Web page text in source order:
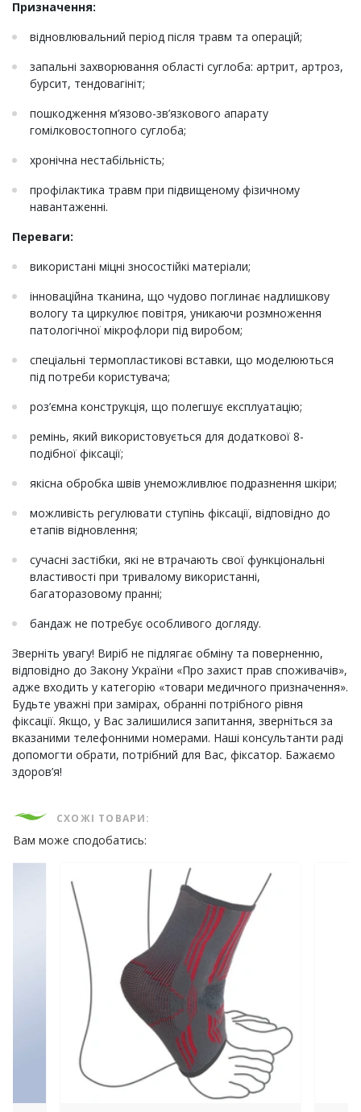
Призначення:
відновлювальний період після травм та операцій;
запальні захворювання області суглоба: артрит, артроз,
бурсит, тендовагініт;
пошкодження м’язово-зв’язкового апарату
гомілковостопного суглоба;
хронічна нестабільність;
профілактика травм при підвищеному фізичному
навантаженні.
Переваги:
використані міцні зносостійкі матеріали;
інноваційна тканина, що чудово поглинає надлишкову
вологу та циркулює повітря, уникаючи розмноження
патологічної мікрофлори під виробом;
спеціальні термопластикові вставки, що моделюються
під потреби користувача;
роз’ємна конструкція, що полегшує експлуатацію;
ремінь, який використовується для додаткової 8-
подібної фіксації;
якісна обробка швів унеможливлює подразнення шкіри;
можливість регулювати ступінь фіксації, відповідно до
етапів відновлення;
сучасні застібки, які не втрачають свої функціональні
властивості при тривалому використанні,
багаторазовому пранні;
бандаж не потребує особливого догляду.
Зверніть увагу! Виріб не підлягає обміну та поверненню,
відповідно до Закону України «Про захист прав споживачів»,
адже входить у категорію «товари медичного призначення».
Будьте уважні при замірах, обранні потрібного рівня
фіксації. Якщо, у Вас залишилися запитання, зверніться за
вказаними телефонними номерами. Наші консультанти раді
допомогти обрати, потрібний для Вас, фіксатор. Бажаємо
здоров’я!
СХОЖІ ТОВАРИ:
Вам може сподобатись: